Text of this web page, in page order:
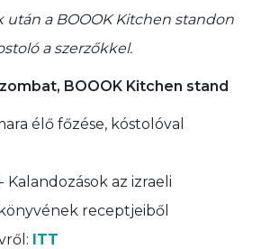
után a BOOOK Kitchen standon
a szerzőkkel.
BOOOK Kitchen stand
élő főzése, kóstolóval
Kalandozások az izraeli
receptjeiből
ITT